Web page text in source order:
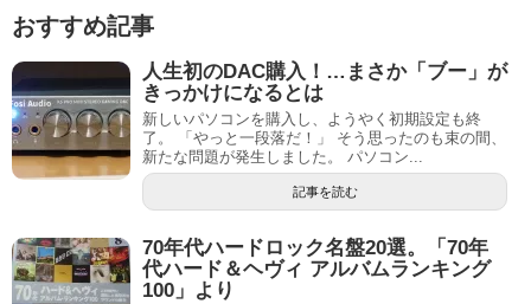
おすすめ記事
人生初のDAC購入！…まさか「ブー」が
きっかけになるとは
新しいパソコンを購入し、ようやく初期設定も終
了。 「やっと一段落だ！」 そう思ったのも束の間、
新たな問題が発生しました。 パソコン...
記事を読む
70年代ハードロック名盤20選。「70年
代ハード＆ヘヴィ アルバムランキング
100」より